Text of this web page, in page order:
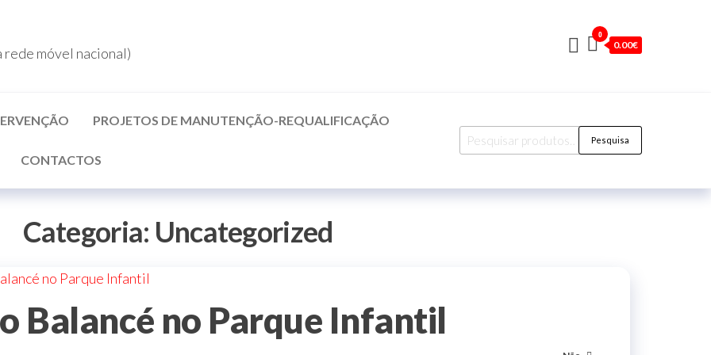
móvel nacional)
0
0.00€
PROJETOS DE MANUTENÇÃO-REQUALIFICAÇÃO
CONTACTOS
Pesquisar
por:
Pesquisa
Categoria: Uncategorized
Balancé no Parque Infantil